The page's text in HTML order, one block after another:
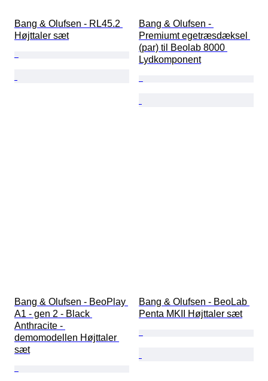
Bang & Olufsen - RL45.2
Højttaler sæt
Bang & Olufsen -
Premiumt egetræsdæksel
(par) til Beolab 8000
Lydkomponent
Bang & Olufsen - BeoPlay
A1 - gen 2 - Black
Anthracite -
demomodellen Højttaler
sæt
Bang & Olufsen - BeoLab
Penta MKII Højttaler sæt